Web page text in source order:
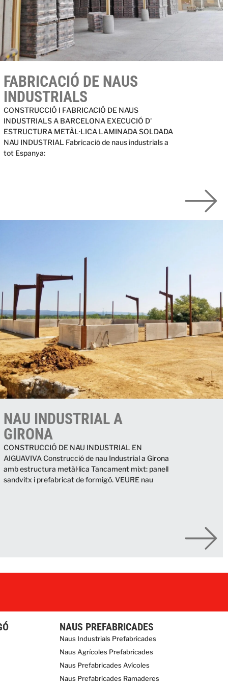
FABRICACIÓ DE NAUS
INDUSTRIALS
CONSTRUCCIÓ I FABRICACIÓ DE NAUS
INDUSTRIALS A BARCELONA EXECUCIÓ D'
ESTRUCTURA METÀL·LICA LAMINADA SOLDADA
NAU INDUSTRIAL Fabricació de naus industrials a
tot Espanya:
NAU INDUSTRIAL A
GIRONA
CONSTRUCCIÓ DE NAU INDUSTRIAL EN
AIGUAVIVA Construcció de nau Industrial a Girona
amb estructura metàl·lica Tancament mixt: panell
sandvitx i prefabricat de formigó. VEURE nau
NAUS PREFABRICADES
Naus Industrials Prefabricades
Naus Agrícoles Prefabricades
Naus Prefabricades Avícoles
Naus Prefabricades Ramaderes